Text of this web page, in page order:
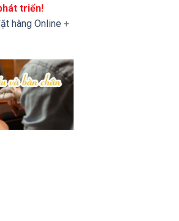
triển!
hàng Online +